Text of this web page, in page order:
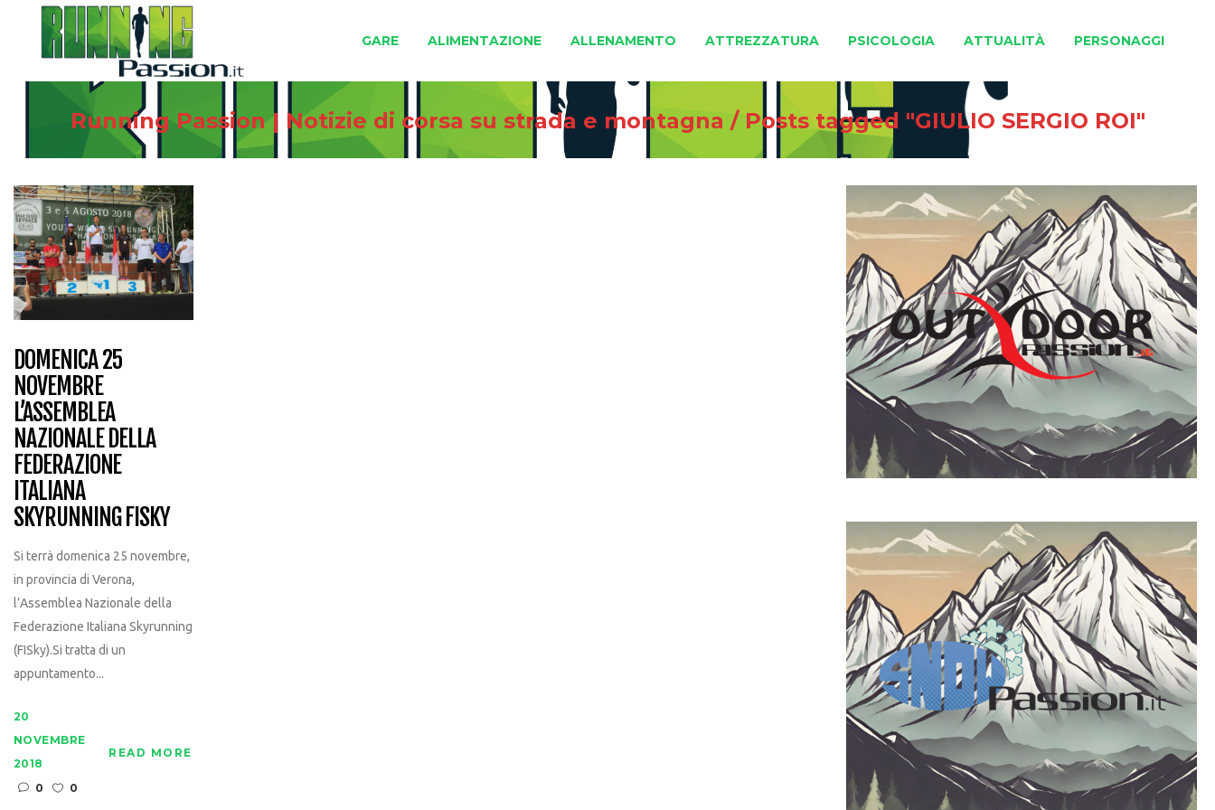
GARE ALIMENTAZIONE ALLENAMENTO ATTREZZATURA PSICOLOGIA ATTUALITÀ PERSONAGGI
Running Passion | Notizie di corsa su strada e montagna/Posts tagged "GIULIO SERGIO ROI"
DOMENICA 25
NOVEMBRE
L’ASSEMBLEA
NAZIONALE DELLA
FEDERAZIONE
ITALIANA
SKYRUNNING FISKY
Si terrà domenica 25 novembre,
in provincia di Verona,
l’Assemblea Nazionale della
Federazione Italiana Skyrunning
(FISky).Si tratta di un
appuntamento...
20
NOVEMBRE
2018
0
0
READ MORE